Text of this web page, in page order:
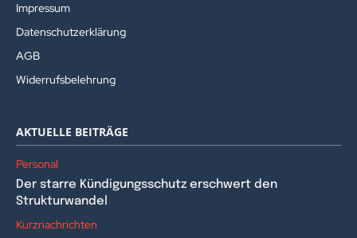
Impressum
Datenschutzerklärung
AGB
Widerrufsbelehrung
AKTUELLE BEITRÄGE
Personal
Der starre Kündigungsschutz erschwert den
Strukturwandel
Kurznachrichten